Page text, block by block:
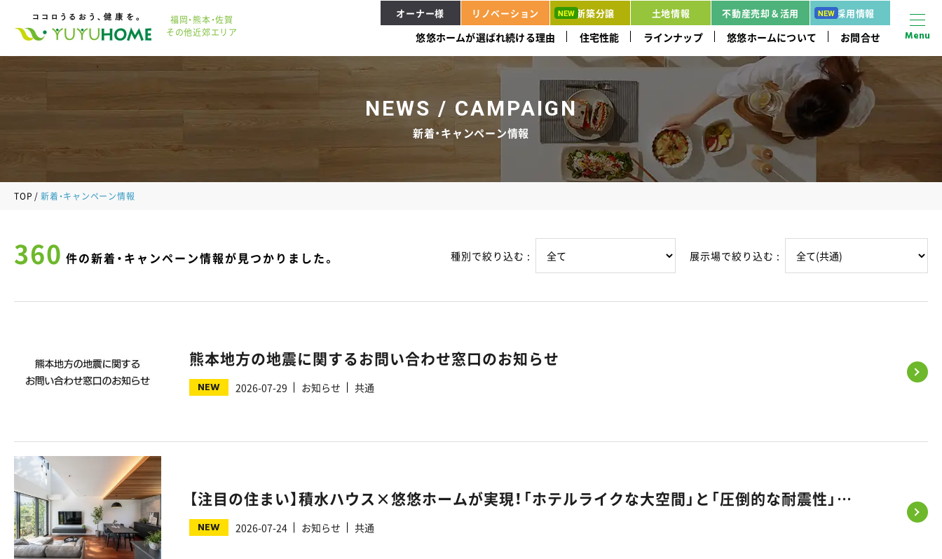
福岡・熊本・佐賀
その他近郊エリア
悠悠ホームが選ばれ続ける理由 住宅性能 ラインナップ 悠悠ホームについて お問合せ
オーナー様 リノベーション 新築分譲 土地情報 不動産売却＆活用 採用情報
Menu
NEWS / CAMPAIGN
新着・キャンペーン情報
TOP 新着・キャンペーン情報
360 件の新着・キャンペーン情報が見つかりました。 種別で絞り込む : 展示場で絞り込む :
熊本地方の地震に関するお問い合わせ窓口のお知らせ
NEW 2026-07-29 お知らせ 共通
【注目の住まい】積水ハウス×悠悠ホームが実現！「ホテルライクな大空間」と「圧倒的な耐震性」を両立する「SIコラボ」の秘密とは？
NEW 2026-07-24 お知らせ 共通